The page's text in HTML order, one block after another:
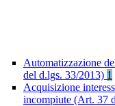
Automatizzazione
del d.lgs. 33/2013) 1
Acquisizione
incompiute (Art. 37